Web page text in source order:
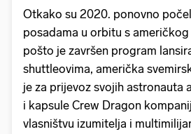
Otkako su 2020. ponovno
posadama u orbitu s
pošto je završen program
shuttleovima, američka
je za prijevoz svojih astronauta
i kapsule Crew Dragon
vlasništvu izumitelja i